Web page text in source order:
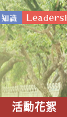
活動花絮